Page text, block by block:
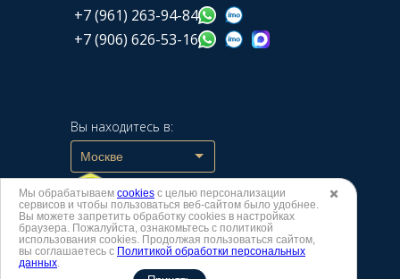
+7 (961) 263-94-84
+7 (906) 626-53-16
Вы находитесь в:
Москве
Созданиеипродвижение сайта –
интернет-агентство BREVIS
✖️
Мы обрабатываем cookies с целью персонализации
сервисов и чтобы пользоваться веб-сайтом было удобнее.
Вы можете запретить обработку сookies в настройках
браузера. Пожалуйста, ознакомьтесь с политикой
использования cookies. Продолжая пользоваться сайтом,
вы соглашаетесь с Политикой обработки персональных
данных.